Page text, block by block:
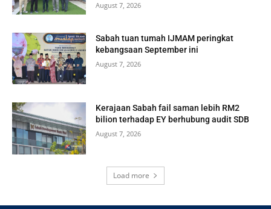
August 7, 2026
Sabah tuan tumah IJMAM peringkat
kebangsaan September ini
August 7, 2026
Kerajaan Sabah fail saman lebih RM2
bilion terhadap EY berhubung audit SDB
August 7, 2026
Load more